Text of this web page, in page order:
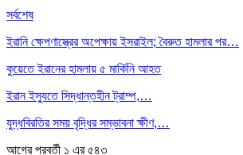
সর্বশেষ
ইরানি ক্ষেপণাস্ত্রের অপেক্ষায় ইসরাইল; বৈরুত হামলার পর…
কুয়েতে ইরানের হামলায় ৫ মার্কিনি আহত
ইরান ইস্যুতে সিদ্ধান্তহীন ট্রাম্প,…
যুদ্ধবিরতির সময় বৃদ্ধির সম্ভাবনা ক্ষীণ,…
আগেরপরবর্তী ১ এর ৫৪৩